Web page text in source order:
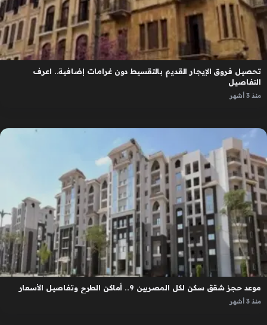
تحصيل فروق الإيجار القديم بالتقسيط دون غرامات إضافية.. اعرف
التفاصيل
منذ 3 أشهر
موعد حجز شقق سكن لكل المصريين 9.. أماكن الطرح وتفاصيل الأسعار
منذ 3 أشهر